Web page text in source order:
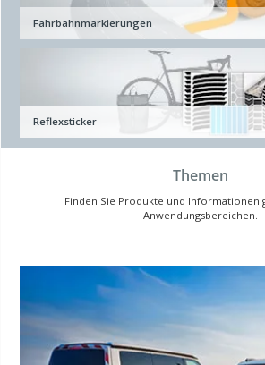
Fahrbahnmarkierungen
Reflexsticker
Themen
Finden Sie Produkte und Informationen
Anwendungsbereichen.